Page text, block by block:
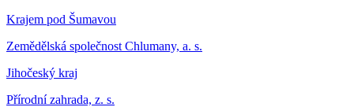
Krajem pod Šumavou
Zemědělská společnost Chlumany, a. s.
Jihočeský kraj
Přírodní zahrada, z. s.